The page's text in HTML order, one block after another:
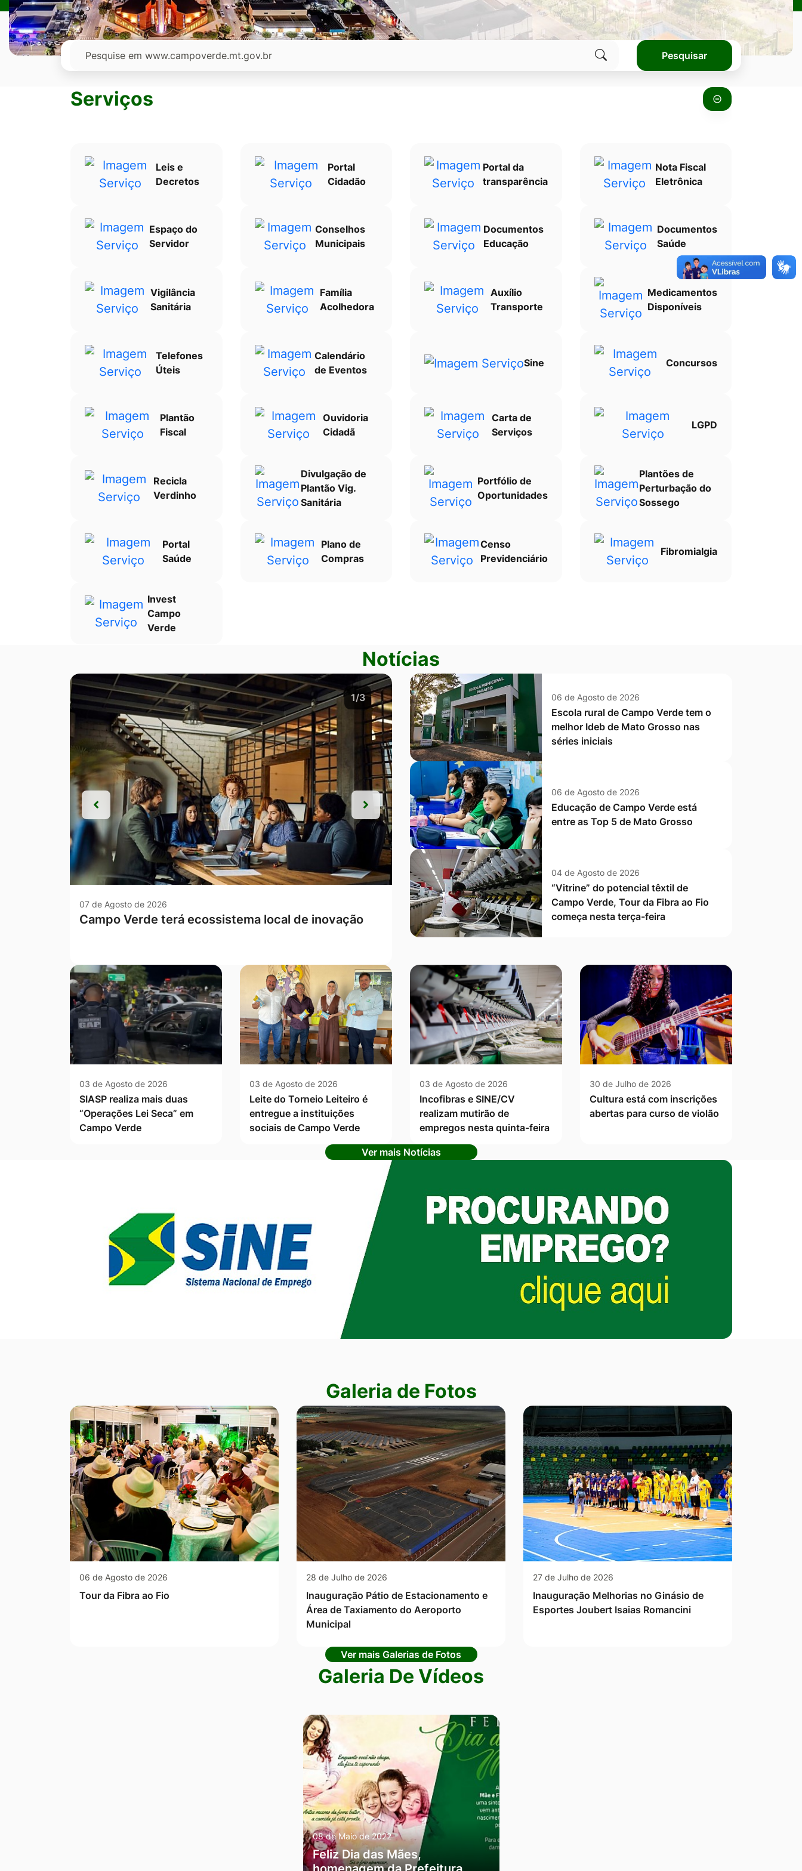
Ir
para
rodapé
Pesquisar
Clique
Pesquisar
Serviços
Leis e
Decretos
Portal
Cidadão
Portal da
transparência
Nota Fiscal
Eletrônica
Espaço do
Servidor
Conselhos
Municipais
Documentos
Educação
Documentos
Saúde
Vigilância
Sanitária
Família
Acolhedora
Auxílio
Transporte
Medicamentos
Disponíveis
Telefones
Úteis
Calendário
de Eventos
Sine Concursos
Plantão
Fiscal
Ouvidoria
Cidadã
Carta de
Serviços
LGPD
Recicla
Verdinho
Divulgação de
Plantão Vig.
Sanitária
Portfólio de
Oportunidades
Plantões de
Perturbação do
Sossego
Portal
Saúde
Plano de
Compras
Censo
Previdenciário
Fibromialgia
Invest
Campo
Verde
Notícias
2/3
07 de Agosto de 2026
Com a sanção de duas novas leis, Campo Verde
Anterior
Anterior
Próxima
Próxima
06 de Agosto de 2026
Escola rural de Campo Verde tem o
melhor Ideb de Mato Grosso nas
séries iniciais
06 de Agosto de 2026
Educação de Campo Verde está
entre as Top 5 de Mato Grosso
04 de Agosto de 2026
“Vitrine” do potencial têxtil de
Campo Verde, Tour da Fibra ao Fio
começa nesta terça-feira
03 de Agosto de 2026
SIASP realiza mais duas
“Operações Lei Seca” em
Campo Verde
03 de Agosto de 2026
Leite do Torneio Leiteiro é
entregue a instituições
sociais de Campo Verde
03 de Agosto de 2026
Incofibras e SINE/CV
realizam mutirão de
empregos nesta quinta-feira
30 de Julho de 2026
Cultura está com inscrições
abertas para curso de violão
Ver mais Notícias
Galeria de Fotos
06 de Agosto de 2026
Tour da Fibra ao Fio
28 de Julho de 2026
Inauguração Pátio de Estacionamento e
Área de Taxiamento do Aeroporto
Municipal
27 de Julho de 2026
Inauguração Melhorias no Ginásio de
Esportes Joubert Isaias Romancini
Ver mais Galerias de Fotos
Galeria De Vídeos
08 de Maio de 2022
Feliz Dia das Mães,